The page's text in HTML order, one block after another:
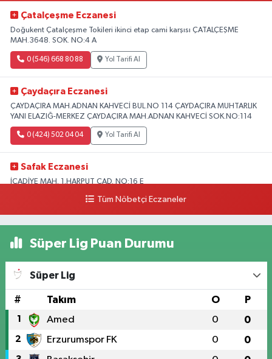
Çatalçeşme Eczanesi
Doğukent Çatalçeşme Tokileri ikinci etap cami karşısı ÇATALÇEŞME
MAH.3648. SOK. NO:4 A
0 (546) 668 80 88 Yol Tarifi Al
Çaydaçıra Eczanesi
ÇAYDAÇIRA MAH.ADNAN KAHVECİ BUL.NO 114 ÇAYDAÇIRA MUHTARLIK
YANI ELAZIĞ-MERKEZ ÇAYDAÇIRA MAH.ADNAN KAHVECİ SOK.NO:114
0 (424) 502 04 04 Yol Tarifi Al
Safak Eczanesi
İCADİYE MAH. 1.HARPUT CAD. NO:16 E
Yol Tarifi Al
Üniversite Mahallesi, Yahya Kemal Caddesi, No:34 B Merkez Elazığ
Fırat Eczanesi
YENİMAH. YUNUS EMRE BULVARI NO:51 B
0 (424) 212 40 11
Tüm Nöbetçi Eczaneler
Süper Lig Puan Durumu
Süper Lig
# Takım O P
1 Amed 0 0
2 Erzurumspor FK 0 0